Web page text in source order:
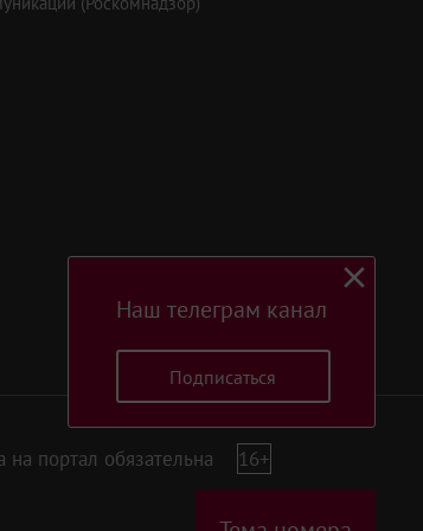
портал обязательна 16+
Наш телеграм канал
Подписаться